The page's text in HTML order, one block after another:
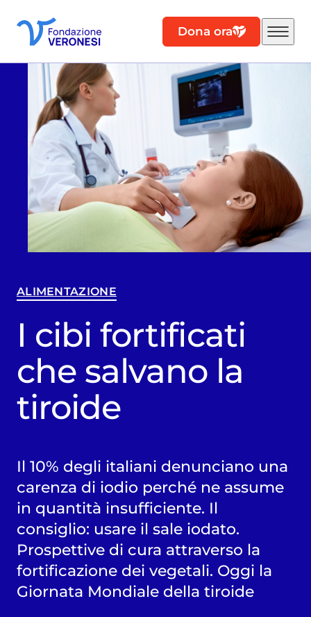
Dona ora
ALIMENTAZIONE
I cibi fortificati
che salvano la
tiroide
Il 10% degli italiani denunciano una
carenza di iodio perché ne assume
in quantità insufficiente. Il
consiglio: usare il sale iodato.
Prospettive di cura attraverso la
fortificazione dei vegetali. Oggi la
Giornata Mondiale della tiroide